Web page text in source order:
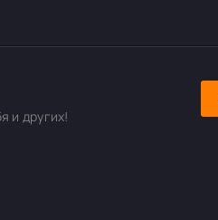
и других!